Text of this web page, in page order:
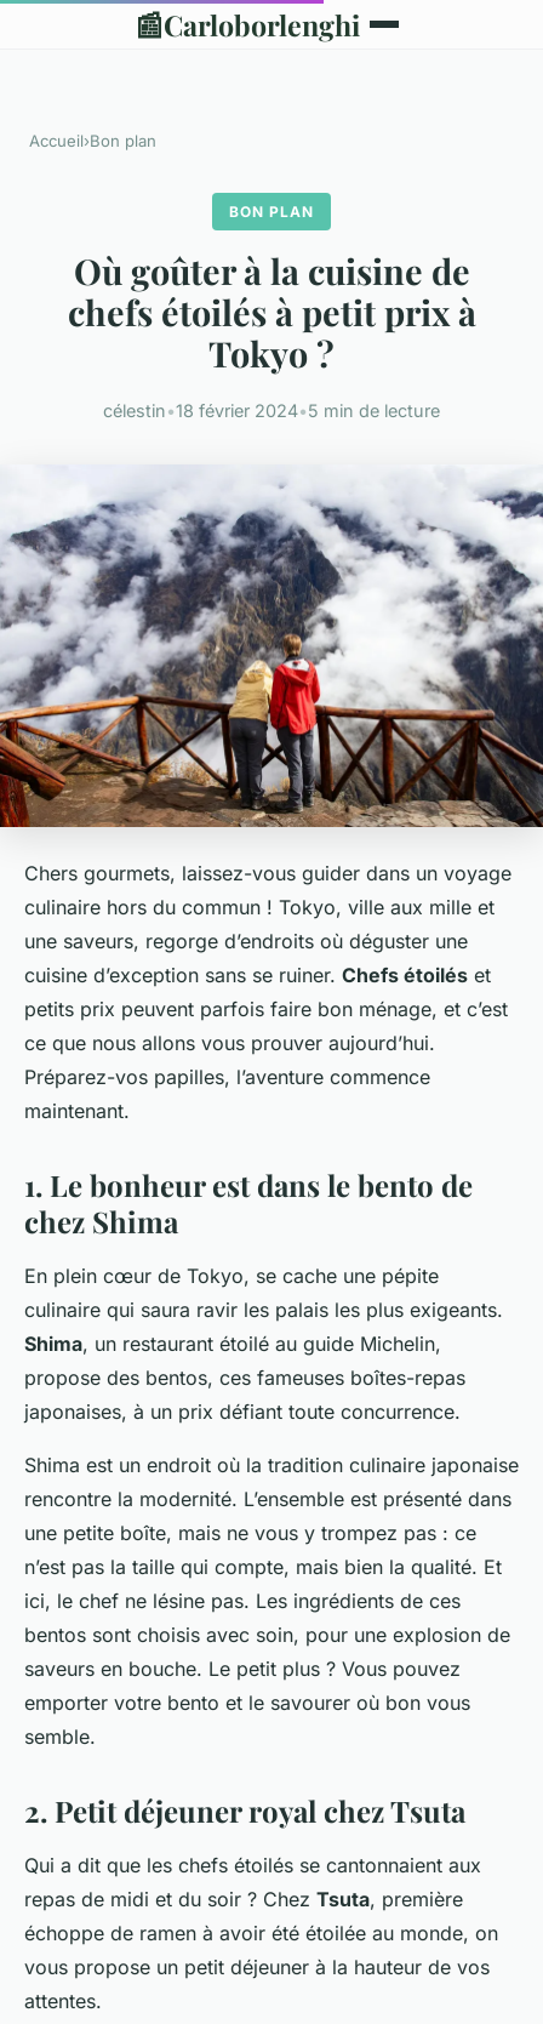
📰Carloborlenghi
Accueil›Bon plan
BON PLAN
Où goûter à la cuisine de
chefs étoilés à petit prix à
Tokyo ?
célestin•18 février 2024•5 min de lecture
Chers gourmets, laissez-vous guider dans un voyage
culinaire hors du commun ! Tokyo, ville aux mille et
une saveurs, regorge d’endroits où déguster une
cuisine d’exception sans se ruiner. Chefs étoilés et
petits prix peuvent parfois faire bon ménage, et c’est
ce que nous allons vous prouver aujourd’hui.
Préparez-vos papilles, l’aventure commence
maintenant.
1. Le bonheur est dans le bento de
chez Shima
En plein cœur de Tokyo, se cache une pépite
culinaire qui saura ravir les palais les plus exigeants.
Shima, un restaurant étoilé au guide Michelin,
propose des bentos, ces fameuses boîtes-repas
japonaises, à un prix défiant toute concurrence.
Shima est un endroit où la tradition culinaire japonaise
rencontre la modernité. L’ensemble est présenté dans
une petite boîte, mais ne vous y trompez pas : ce
n’est pas la taille qui compte, mais bien la qualité. Et
ici, le chef ne lésine pas. Les ingrédients de ces
bentos sont choisis avec soin, pour une explosion de
saveurs en bouche. Le petit plus ? Vous pouvez
emporter votre bento et le savourer où bon vous
semble.
2. Petit déjeuner royal chez Tsuta
Qui a dit que les chefs étoilés se cantonnaient aux
repas de midi et du soir ? Chez Tsuta, première
échoppe de ramen à avoir été étoilée au monde, on
vous propose un petit déjeuner à la hauteur de vos
attentes.